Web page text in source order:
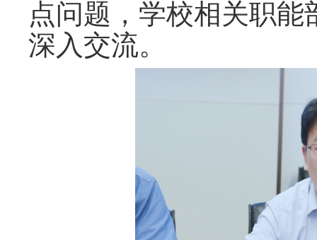
点问题，学校相关职
深入交流。